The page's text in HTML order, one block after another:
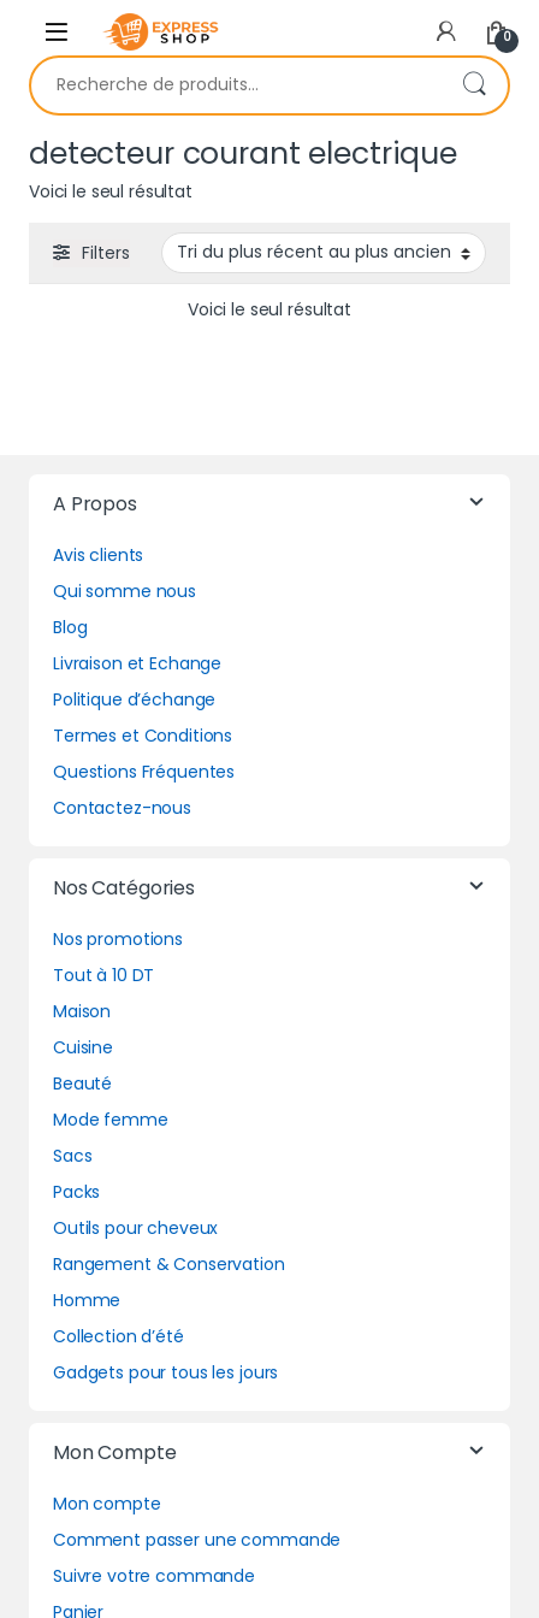
Skip to navigation
Skip to content
0
Recherche pour :
detecteur courant electrique
Voici le seul résultat
Filters
Voici le seul résultat
A Propos
Avis clients
Qui somme nous
Blog
Livraison et Echange
Politique d’échange
Termes et Conditions
Questions Fréquentes
Contactez-nous
Nos Catégories
Nos promotions
Tout à 10 DT
Maison
Cuisine
Beauté
Mode femme
Sacs
Packs
Outils pour cheveux
Rangement & Conservation
Homme
Collection d’été
Gadgets pour tous les jours
Mon Compte
Mon compte
Comment passer une commande
Suivre votre commande
Panier